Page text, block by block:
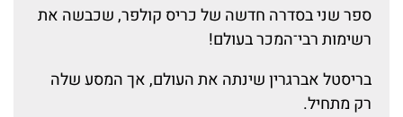
ספר שני בסדרה חדשה של כריס קולפר, שכבשה את
רשימות רבי־המכר בעולם!
בריסטל אברגרין שינתה את העולם, אך המסע שלה
רק מתחיל.